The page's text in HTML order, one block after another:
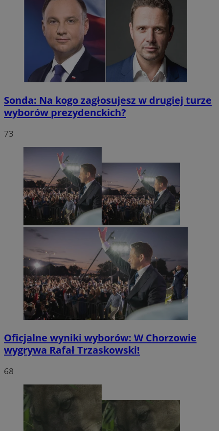
Sonda: Na kogo zagłosujesz w drugiej turze
wyborów prezydenckich?
73
Oficjalne wyniki wyborów: W Chorzowie
wygrywa Rafał Trzaskowski!
68